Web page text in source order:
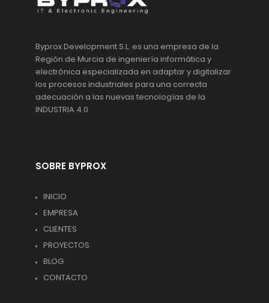
Byprox Development S.L. es una empresa de la
Región de Murcia de ingeniería informática y
electrónica especializada en adaptar y digitalizar
los procesos industriales para una correcta
adecuación a las nuevas tecnologías de la
INDUSTRIA 4.0
SOBRE BYPROX
INICIO
EMPRESA
CLIENTES
PROYECTOS
BLOG
CONTACTO